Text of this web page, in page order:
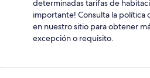
determinadas tarifas de
importante! Consulta la política
en nuestro sitio para obtener
excepción o requisito.